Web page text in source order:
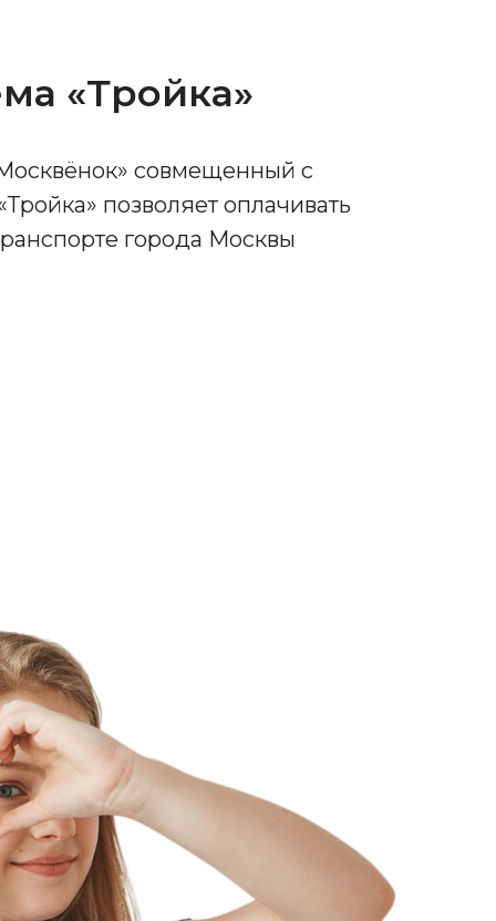
«Тройка»
совмещенный с
позволяет оплачивать
города Москвы